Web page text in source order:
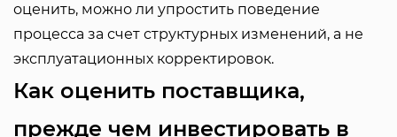
оценить, можно ли упростить поведение
процесса за счет структурных изменений, а не
эксплуатационных корректировок.
Как оценить поставщика,
прежде чем инвестировать в